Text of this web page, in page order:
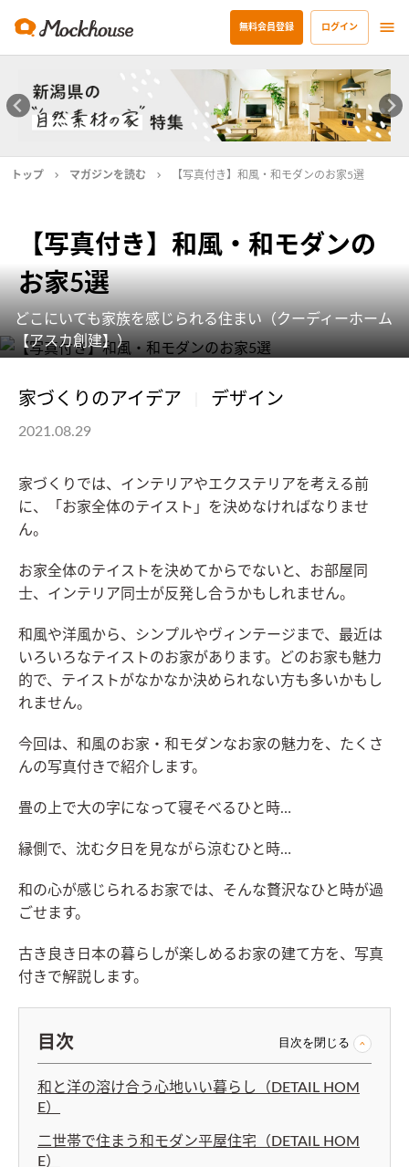
無料会員登録 ログイン
トップ マガジンを読む 【写真付き】和風・和モダンのお家5選
【写真付き】和風・和モダンの
お家5選
どこにいても家族を感じられる住まい（クーディーホーム
【アスカ創建】）
家づくりのアイデア デザイン
2021.08.29
家づくりでは、インテリアやエクステリアを考える前
に、「お家全体のテイスト」を決めなければなりませ
ん。
お家全体のテイストを決めてからでないと、お部屋同
士、インテリア同士が反発し合うかもしれません。
和風や洋風から、シンプルやヴィンテージまで、最近は
いろいろなテイストのお家があります。どのお家も魅力
的で、テイストがなかなか決められない方も多いかもし
れません。
今回は、和風のお家・和モダンなお家の魅力を、たくさ
んの写真付きで紹介します。
畳の上で大の字になって寝そべるひと時…
縁側で、沈む夕日を見ながら涼むひと時…
和の心が感じられるお家では、そんな贅沢なひと時が過
ごせます。
古き良き日本の暮らしが楽しめるお家の建て方を、写真
付きで解説します。
目次 目次を閉じる
和と洋の溶け合う心地いい暮らし（DETAIL HOM
E）
二世帯で住まう和モダン平屋住宅（DETAIL HOM
E）